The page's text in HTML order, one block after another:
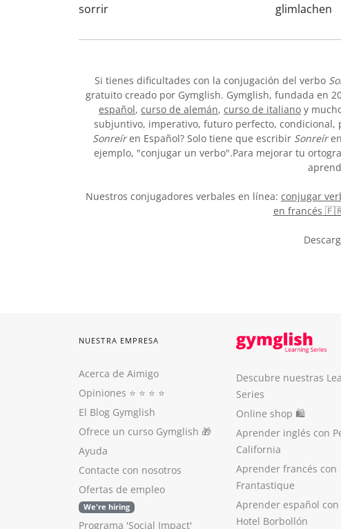
sorrir glimlachen
Si tienes dificultades con la conjugación del verbo
gratuito creado por Gymglish. Gymglish, fundada en
español, curso de alemán, curso de italiano y
subjuntivo, imperativo, futuro perfecto, condicional,
Sonreíren Español? Solo tiene que escribir Sonreír
ejemplo, "conjugar un verbo".Para mejorar tu
Nuestros conjugadores verbales en línea: conjugar
en francés
NUESTRA EMPRESA
Acerca de Aimigo
Opiniones ⭐️ ⭐️ ⭐️ ⭐️
El Blog Gymglish
Ofrece un curso Gymglish 🎁
Ayuda
Contacte con nosotros
Ofertas de empleo
We're hiring
Programa 'Social Impact'
Descubre nuestras
Series
Online shop 🛍
Aprender inglés con
California
Aprender francés con
Frantastique
Aprender español con
Hotel Borbollón